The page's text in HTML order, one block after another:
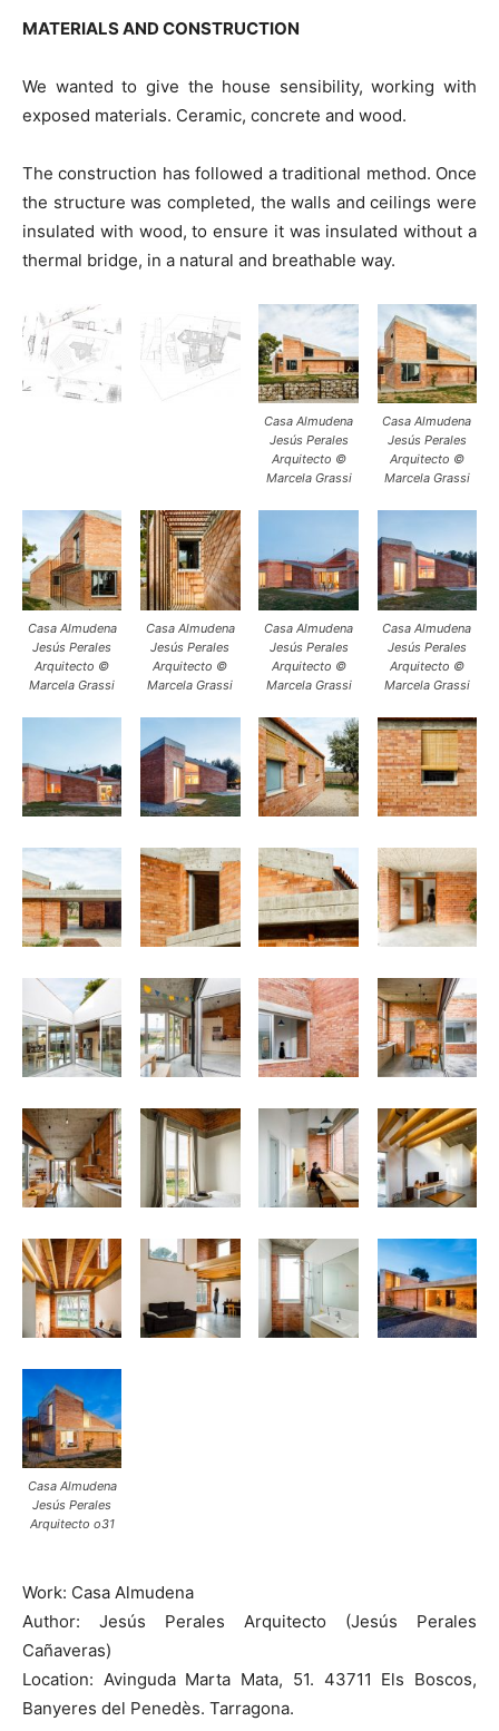
MATERIALS AND CONSTRUCTION
We wanted to give the house sensibility, working with
exposed materials. Ceramic, concrete and wood.
The construction has followed a traditional method. Once
the structure was completed, the walls and ceilings were
insulated with wood, to ensure it was insulated without a
thermal bridge, in a natural and breathable way.
Casa Almudena
Jesús Perales
Arquitecto ©
Marcela Grassi
Casa Almudena
Jesús Perales
Arquitecto ©
Marcela Grassi
Casa Almudena
Jesús Perales
Arquitecto ©
Marcela Grassi
Casa Almudena
Jesús Perales
Arquitecto ©
Marcela Grassi
Casa Almudena
Jesús Perales
Arquitecto ©
Marcela Grassi
Casa Almudena
Jesús Perales
Arquitecto ©
Marcela Grassi
Casa Almudena
Jesús Perales
Arquitecto o31
Work: Casa Almudena
Author: Jesús Perales Arquitecto (Jesús Perales
Cañaveras)
Location: Avinguda Marta Mata, 51. 43711 Els Boscos,
Banyeres del Penedès. Tarragona.